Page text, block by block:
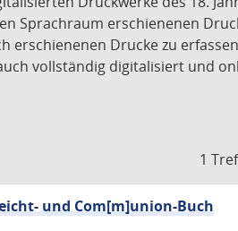
erschienenen
Drucke zu
vollständig digitalisiert und
1
und Com[m]union-Buch